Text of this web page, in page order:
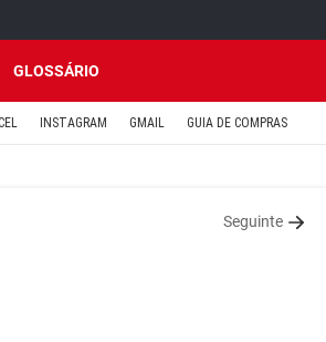
GLOSSÁRIO
INSTAGRAM GMAIL GUIA DE COMPRAS
Seguinte